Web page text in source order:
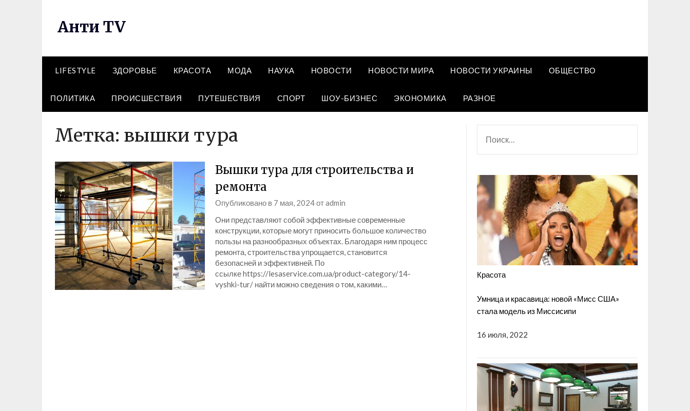
Анти TV
LIFESTYLE ЗДОРОВЬЕ КРАСОТА МОДА НАУКА НОВОСТИ НОВОСТИ МИРА НОВОСТИ УКРАИНЫ ОБЩЕСТВО
ПОЛИТИКА ПРОИСШЕСТВИЯ ПУТЕШЕСТВИЯ СПОРТ ШОУ-БИЗНЕС ЭКОНОМИКА РАЗНОЕ
Метка: вышки тура
Вышки тура для строительства и
ремонта
Опубликовано в 7 мая, 2024отadmin
Они представляют собой эффективные современные
конструкции, которые могут приносить большое количество
пользы на разнообразных объектах. Благодаря ним процесс
ремонта, строительства упрощается, становится
безопасней и эффективней. По
ссылке https://lesaservice.com.ua/product-category/14-
vyshki-tur/ найти можно сведения о том, какими…
Красота
Умница и красавица: новой «Мисс США»
стала модель из Миссисипи
16 июля, 2022